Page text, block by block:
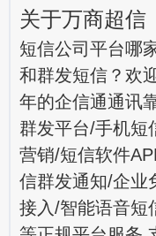
关于万商超信
短信公司平台哪
和群发短信？欢
年的企信通通讯
群发平台/手机短
营销/短信软件
信群发通知/企业
接入/智能语音短